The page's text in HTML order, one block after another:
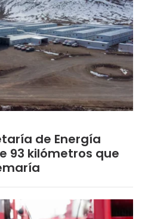
de Energía
93 kilómetros que